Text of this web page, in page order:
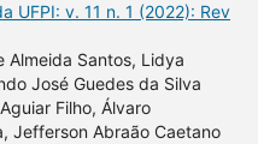
UFPI: v. 11 n. 1 (2022): Rev
Almeida Santos, Lidya
José Guedes da Silva
Filho, Álvaro
Jefferson Abraão Caetano